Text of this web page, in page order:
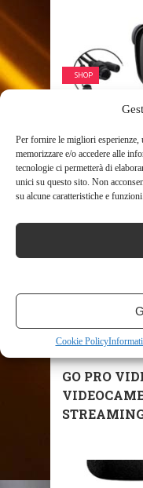
Per fornire le migliori
memorizzare e/o accedere alle
tecnologie ci permetterà di
unici su questo sito. Non
su alcune caratteristiche e funzioni.
Cookie Policy
SHOP
EIRAA
1080P HD
GO PRO